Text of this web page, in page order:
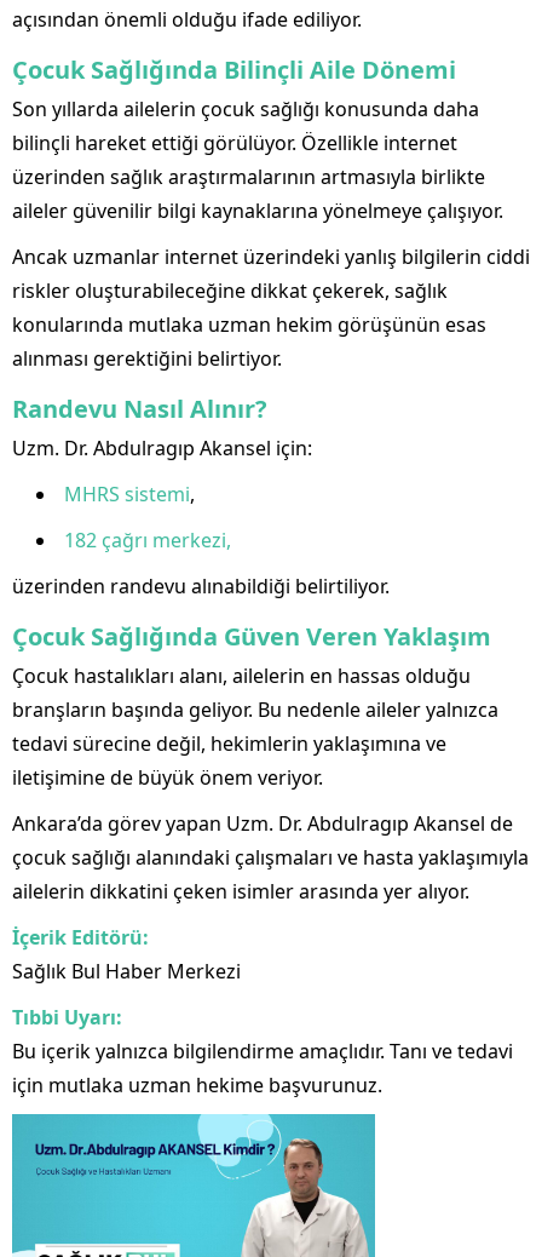
açısından önemli olduğu ifade ediliyor.
Çocuk Sağlığında Bilinçli Aile Dönemi
Son yıllarda ailelerin çocuk sağlığı konusunda daha
bilinçli hareket ettiği görülüyor. Özellikle internet
üzerinden sağlık araştırmalarının artmasıyla birlikte
aileler güvenilir bilgi kaynaklarına yönelmeye çalışıyor.
Ancak uzmanlar internet üzerindeki yanlış bilgilerin ciddi
riskler oluşturabileceğine dikkat çekerek, sağlık
konularında mutlaka uzman hekim görüşünün esas
alınması gerektiğini belirtiyor.
Randevu Nasıl Alınır?
Uzm. Dr. Abdulragıp Akansel için:
MHRS sistemi,
182 çağrı merkezi,
üzerinden randevu alınabildiği belirtiliyor.
Çocuk Sağlığında Güven Veren Yaklaşım
Çocuk hastalıkları alanı, ailelerin en hassas olduğu
branşların başında geliyor. Bu nedenle aileler yalnızca
tedavi sürecine değil, hekimlerin yaklaşımına ve
iletişimine de büyük önem veriyor.
Ankara’da görev yapan Uzm. Dr. Abdulragıp Akansel de
çocuk sağlığı alanındaki çalışmaları ve hasta yaklaşımıyla
ailelerin dikkatini çeken isimler arasında yer alıyor.
İçerik Editörü:
Sağlık Bul Haber Merkezi
Tıbbi Uyarı:
Bu içerik yalnızca bilgilendirme amaçlıdır. Tanı ve tedavi
için mutlaka uzman hekime başvurunuz.